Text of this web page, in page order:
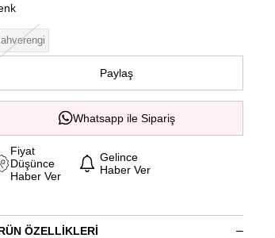
Paylaş
Whatsapp ile Sipariş
Fiyat
Düşünce
Haber Ver
Gelince
Haber Ver
ÖZELLIKLERI